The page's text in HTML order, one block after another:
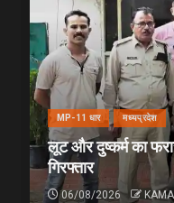
MP-11 धार मध्यप्रदेश
लूट और दुष्कर्म का
गिरफ्तार
06/08/2026